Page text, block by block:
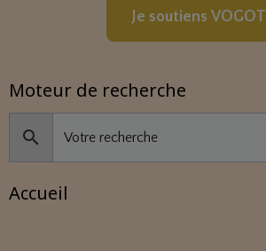
Je soutiens VOGOT
Moteur de recherche
Accueil